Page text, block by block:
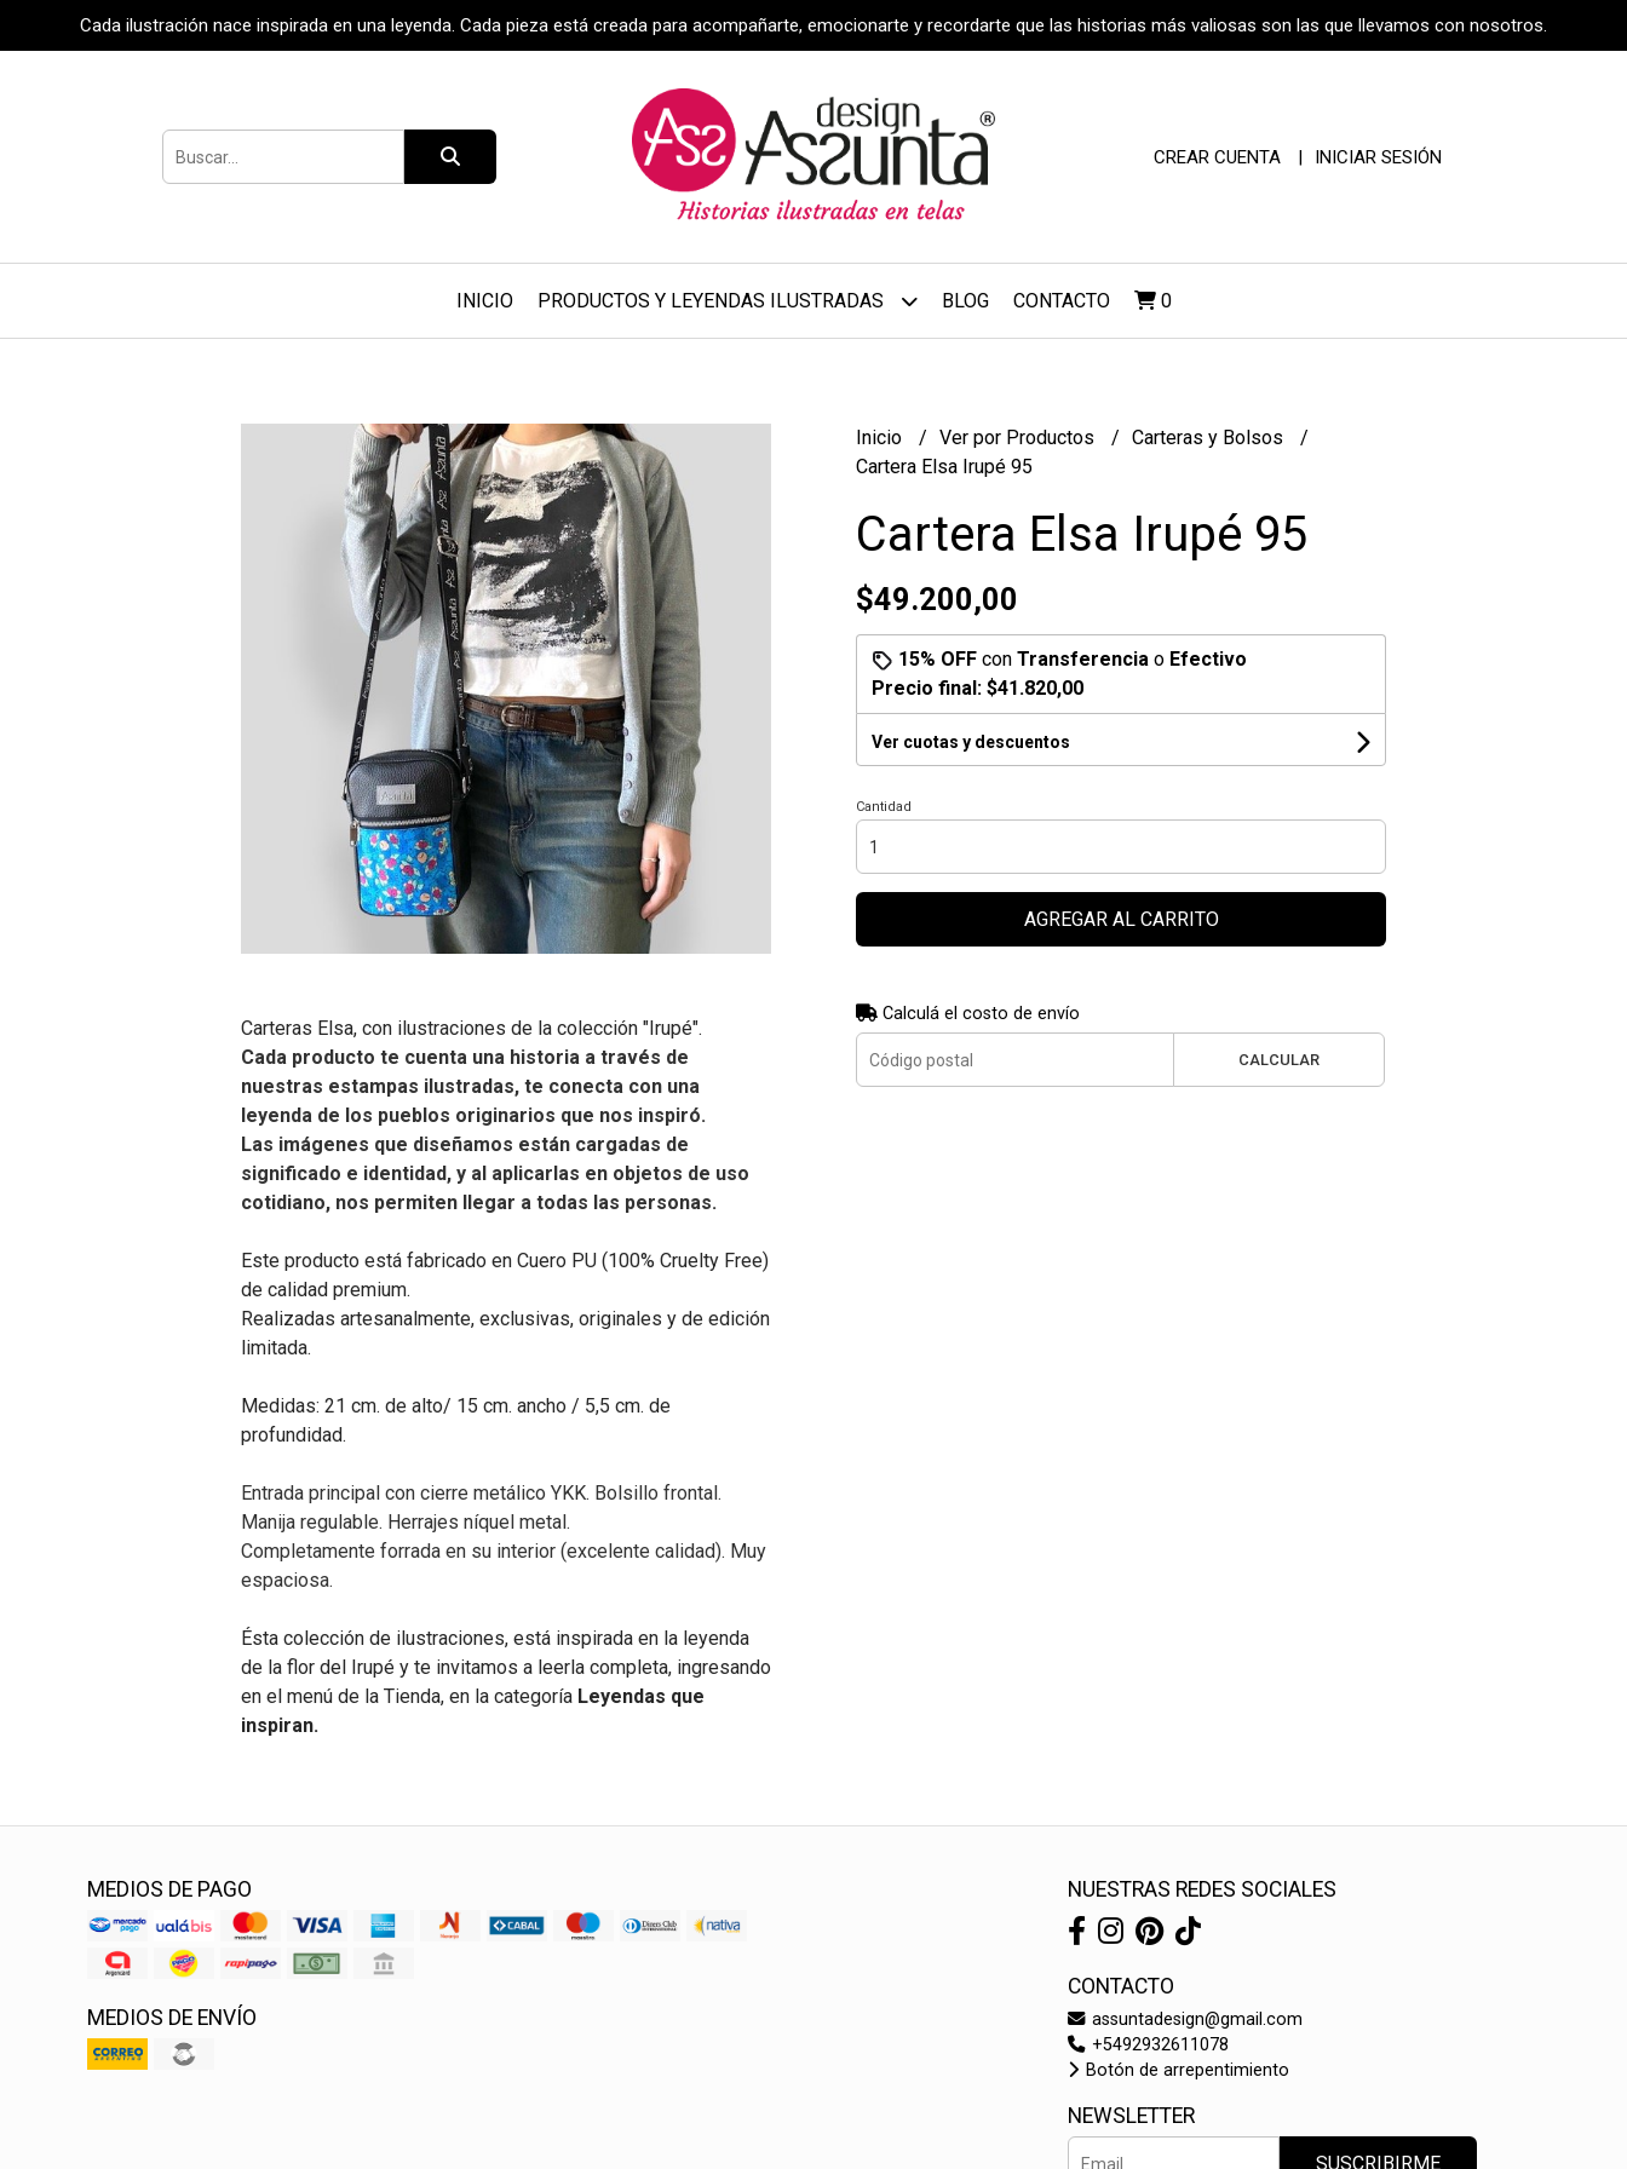
Cada ilustración nace inspirada en una leyenda. Cada pieza está creada para acompañarte, emocionarte y recordarte que las historias más valiosas son las que llevamos con nosotros.
CREAR CUENTA INICIAR SESIÓN
INICIO PRODUCTOS Y LEYENDAS ILUSTRADAS BLOG CONTACTO 0
Carteras Elsa, con ilustraciones de la colección "Irupé".
Cada producto te cuenta una historia a través de
nuestras estampas ilustradas, te conecta con una
leyenda de los pueblos originarios que nos inspiró.
Las imágenes que diseñamos están cargadas de
significado e identidad, y al aplicarlas en objetos de uso
cotidiano, nos permiten llegar a todas las personas.
Este producto está fabricado en Cuero PU (100% Cruelty Free)
de calidad premium.
Realizadas artesanalmente, exclusivas, originales y de edición
limitada.
Medidas: 21 cm. de alto/ 15 cm. ancho / 5,5 cm. de
profundidad.
Entrada principal con cierre metálico YKK. Bolsillo frontal.
Manija regulable. Herrajes níquel metal.
Completamente forrada en su interior (excelente calidad). Muy
espaciosa.
Ésta colección de ilustraciones, está inspirada en la leyenda
de la flor del Irupé y te invitamos a leerla completa, ingresando
en el menú de la Tienda, en la categoría Leyendas que
inspiran.
Inicio Ver por Productos
Carteras y Bolsos
Cartera Elsa Irupé 95
Cartera Elsa Irupé 95
$49.200,00
15% OFF con Transferencia o Efectivo
Precio final: $41.820,00
Ver cuotas y descuentos
Cantidad
AGREGAR AL CARRITO
Calculá el costo de envío
CALCULAR
MEDIOS DE PAGO
MEDIOS DE ENVÍO
NUESTRAS REDES SOCIALES
CONTACTO
assuntadesign@gmail.com
+5492932611078
Botón de arrepentimiento
NEWSLETTER
SUSCRIBIRME